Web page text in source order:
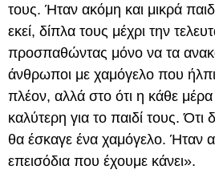
τους. Ήταν ακόμη και μικρά
εκεί, δίπλα τους μέχρι την
προσπαθώντας μόνο να τα
άνθρωποι με χαμόγελο που
πλέον, αλλά στο ότι η κάθε μέρα
καλύτερη για το παιδί τους. Ότι
θα έσκαγε ένα χαμόγελο. Ήταν
επεισόδια που έχουμε κάνει».